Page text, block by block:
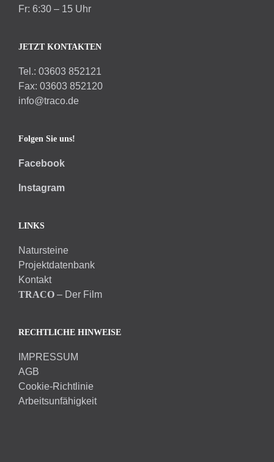
Fr: 6:30 – 15 Uhr
JETZT KONTAKTEN
Tel.: 03603 852121
Fax: 03603 852120
info@traco.de
Folgen Sie uns!
Facebook
Instagram
LINKS
Natursteine
Projektdatenbank
Kontakt
TRACO – Der Film
RECHTLICHE HINWEISE
IMPRESSUM
AGB
Cookie-Richtlinie
Arbeitsunfähigkeit